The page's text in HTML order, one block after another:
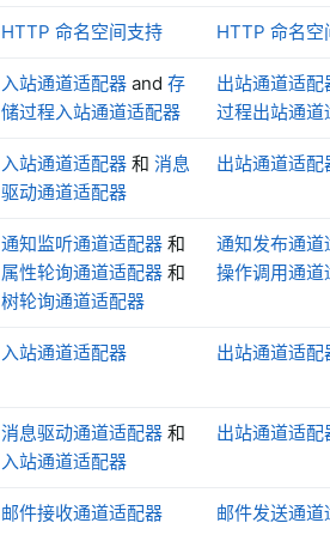
HTTP 命名空间支持 HTTP 命名空
入站通道适配器 and 存
储过程入站通道适配器
出站通道适配
过程出站通道
入站通道适配器 和 消息
驱动通道适配器
出站通道适配
通知监听通道适配器 和
属性轮询通道适配器 和
树轮询通道适配器
通知发布通道
操作调用通道
入站通道适配器 出站通道适配
消息驱动通道适配器 和
入站通道适配器
出站通道适配
邮件接收通道适配器 邮件发送通道